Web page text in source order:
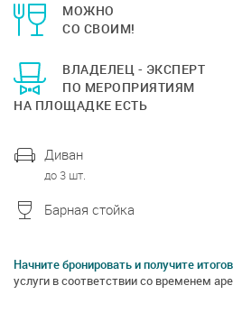
МОЖНО
СО СВОИМ!
ВЛАДЕЛЕЦ - ЭКСПЕРТ
ПО МЕРОПРИЯТИЯМ
НА ПЛОЩАДКЕ ЕСТЬ
Диван
до 3 шт.
Барная стойка
Начните бронировать и получите
услуги в соответствии со временем